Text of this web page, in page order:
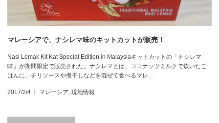
マレーシアで、ナシレマ味のキットカットが販売！
Nasi Lemak Kit Kat Special Edition in Malaysiaキットカットの「ナシレマ
味」が期間限定で販売された。ナシレマとは、ココナッツミルクで炊いたご
はんに、チリソースや煮干しなどを混ぜて食べるマレ…
2017/2/4 マレーシア, 現地情報